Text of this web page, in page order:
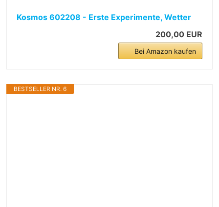
Kosmos 602208 - Erste Experimente, Wetter
200,00 EUR
Bei Amazon kaufen
BESTSELLER NR. 6